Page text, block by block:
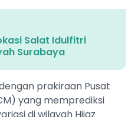
Salat Idulfitri
Surabaya
prakiraan Pusat
yang memprediksi